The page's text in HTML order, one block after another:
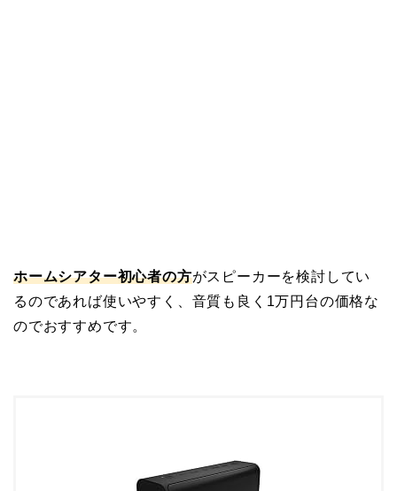
ホームシアター初心者の方がスピーカーを検討してい
るのであれば使いやすく、音質も良く1万円台の価格な
のでおすすめです。